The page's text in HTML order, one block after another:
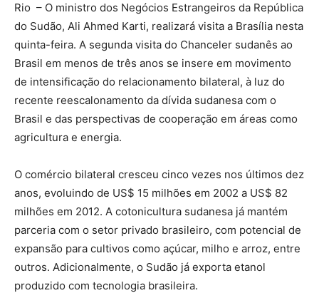
Rio – O ministro dos Negócios Estrangeiros da República
do Sudão, Ali Ahmed Karti, realizará visita a Brasília nesta
quinta-feira. A segunda visita do Chanceler sudanês ao
Brasil em menos de três anos se insere em movimento
de intensificação do relacionamento bilateral, à luz do
recente reescalonamento da dívida sudanesa com o
Brasil e das perspectivas de cooperação em áreas como
agricultura e energia.
O comércio bilateral cresceu cinco vezes nos últimos dez
anos, evoluindo de US$ 15 milhões em 2002 a US$ 82
milhões em 2012. A cotonicultura sudanesa já mantém
parceria com o setor privado brasileiro, com potencial de
expansão para cultivos como açúcar, milho e arroz, entre
outros. Adicionalmente, o Sudão já exporta etanol
produzido com tecnologia brasileira.